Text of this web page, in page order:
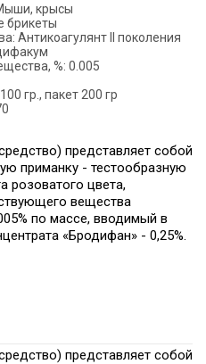
крысы
брикеты
Антикоагулянт II поколения
%: 0.005
гр., пакет 200 гр
представляет собой
приманку - тестообразную
розоватого цвета,
вещества
по массе, вводимый в
«Бродифан» - 0,25%.
представляет собой